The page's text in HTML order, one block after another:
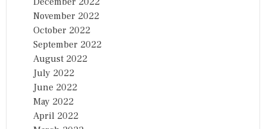
November 2022
October 2022
September 2022
August 2022
July 2022
June 2022
May 2022
April 2022